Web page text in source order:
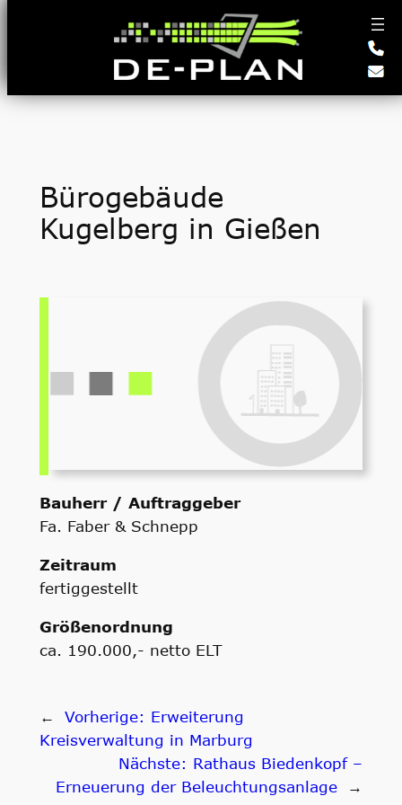
Bürogebäude
Kugelberg in Gießen
Bauherr / Auftraggeber
Fa. Faber & Schnepp
Zeitraum
fertiggestellt
Größenordnung
ca. 190.000,- netto ELT
← Vorherige: Erweiterung
Kreisverwaltung in Marburg
Nächste: Rathaus Biedenkopf –
Erneuerung der Beleuchtungsanlage
→